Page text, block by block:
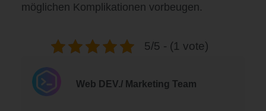
möglichen Komplikationen vorbeugen.
5/5 - (1 vote)
Web DEV./ Marketing Team